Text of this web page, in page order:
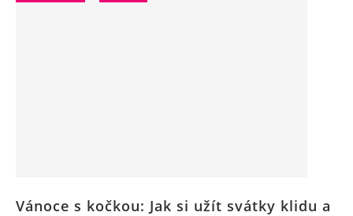
Vánoce s kočkou: Jak si užít svátky klidu a